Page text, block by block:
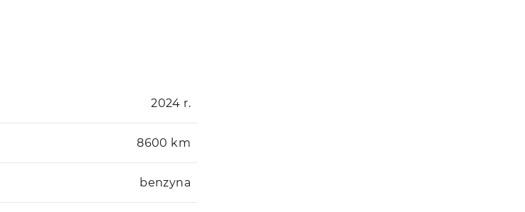
2024 r.
8600 km
benzyna